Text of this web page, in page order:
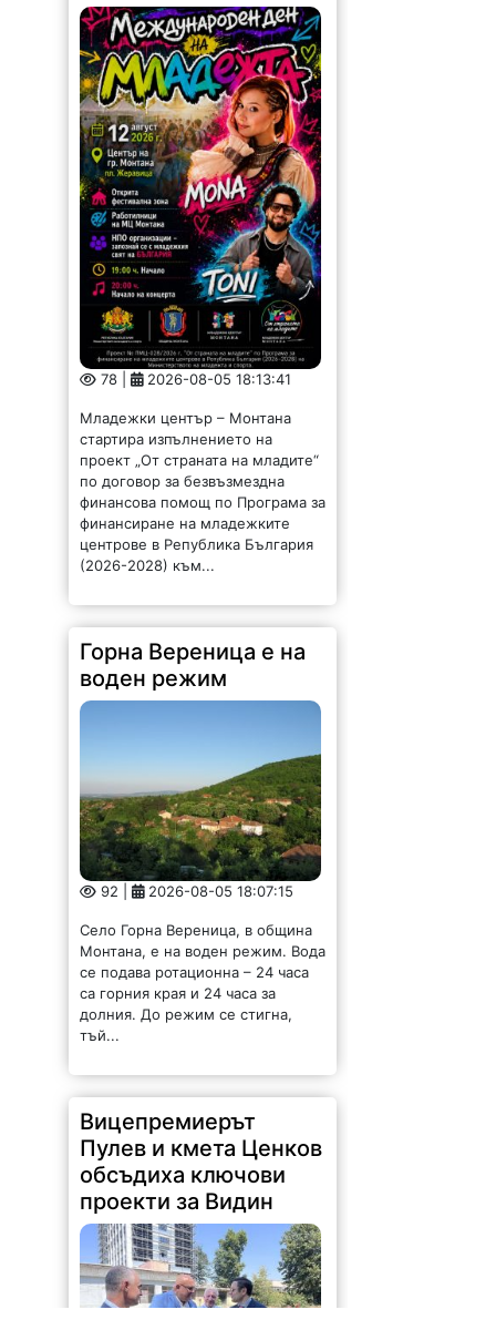
78 | 2026-08-05 18:13:41
Младежки център – Монтана
стартира изпълнението на
проект „От страната на младите“
по договор за безвъзмездна
финансова помощ по Програма за
финансиране на младежките
центрове в Република България
(2026-2028) към...
Горна Вереница е на
воден режим
92 | 2026-08-05 18:07:15
Село Горна Вереница, в община
Монтана, е на воден режим. Вода
се подава ротационна – 24 часа
са горния края и 24 часа за
долния. До режим се стигна,
тъй...
Вицепремиерът
Пулев и кмета Ценков
обсъдиха ключови
проекти за Видин